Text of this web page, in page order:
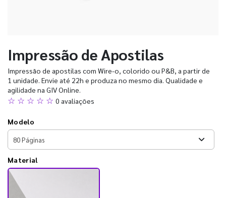
Impressão de Apostilas
Impressão de apostilas com Wire-o, colorido ou P&B, a partir de
1 unidade. Envie até 22h e produza no mesmo dia. Qualidade e
agilidade na GIV Online.
☆ ☆ ☆ ☆ ☆ 0 avaliações
Modelo
Material